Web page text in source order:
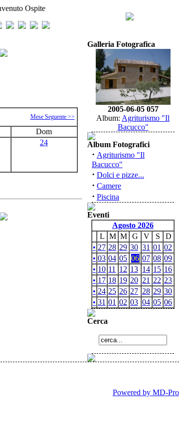
Ospite
Mese Seguente >>
Dom
24
Galleria Fotografica
2005-06-05 057
Album: Agriturismo "Il
Bacucco"
Album Fotografici
· Agriturismo "Il
Bacucco"
· Dolci e pizze...
· Camere
· Piscina
Eventi
Agosto 2026
L M M G V S
D
• 27 28 29 30 31 01 02
• 03 04 05 06 07 08 09
• 10 11 12 13 14 15 16
• 17 18 19 20 21 22 23
• 24 25 26 27 28 29 30
• 31 01 02 03 04 05 06
Cerca
Powered by MD-Pro